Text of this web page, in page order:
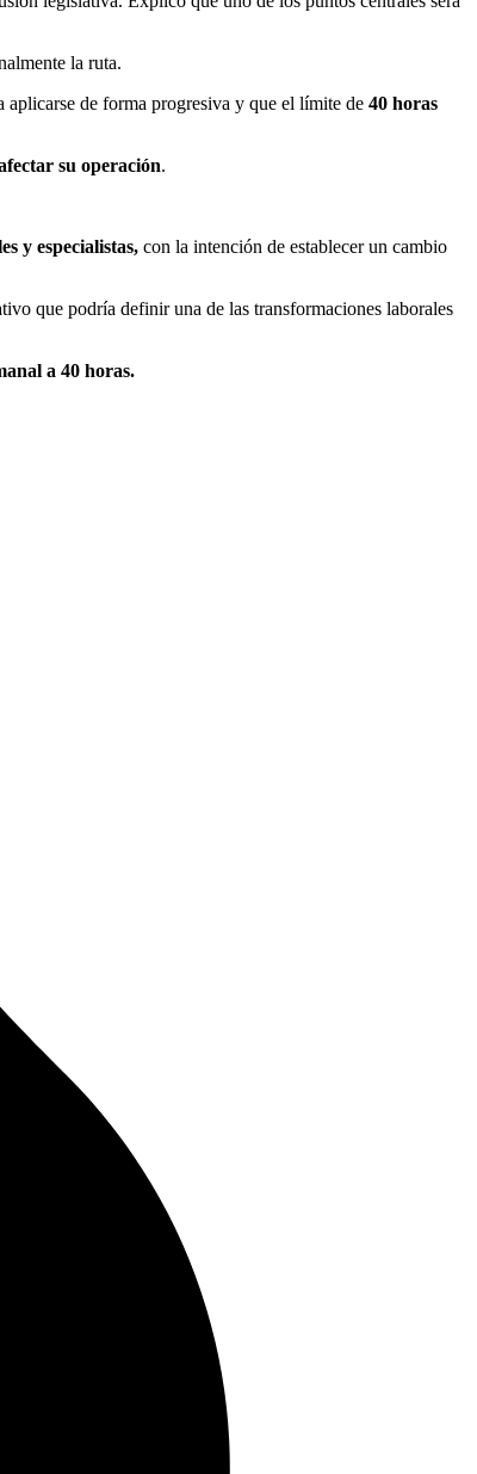
la ruta.
aplicarse de forma progresiva y que el límite de 40 horas
su operación.
y especialistas, con la intención de establecer un cambio
que podría definir una de las transformaciones laborales
a 40 horas.